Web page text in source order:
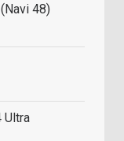
48)
Ultra